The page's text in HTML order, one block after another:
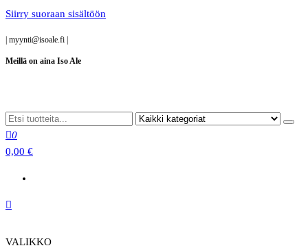
Siirry suoraan sisältöön
myynti@isoale.fi
Meillä on aina Iso Ale
0
0,00 €
VALIKKO